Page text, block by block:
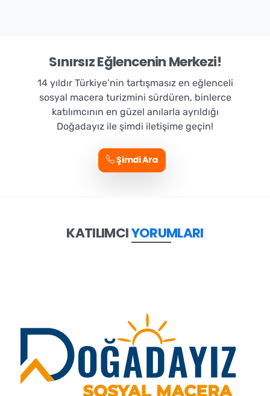
Sınırsız Eğlencenin Merkezi!
14 yıldır Türkiye’nin tartışmasız en eğlenceli
sosyal macera turizmini sürdüren, binlerce
katılımcının en güzel anılarla ayrıldığı
Doğadayız ile şimdi iletişime geçin!
Şimdi Ara
KATILIMCIYORUMLARI